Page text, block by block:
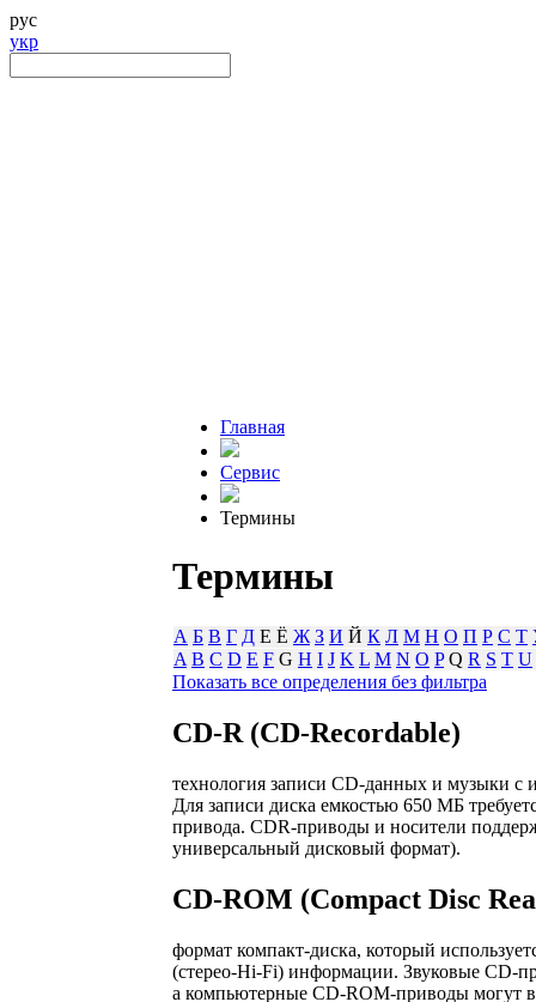
рус
укр
Главная
Сервис
Термины
Термины
А Б В Г Д Е Ё Ж З И Й К Л М Н О П Р С Т
A B C D E F G H I J K L M N O PQ R S T U
Показать все определения без фильтра
CD-R (CD-Recordable)
технология записи CD-данных и музыки с
Для записи диска емкостью 650 МБ
привода. CDR-приводы и носители
универсальный дисковый формат).
CD-ROM (Compact Disc
формат компакт-диска, который
(стерео-Hi-Fi) информации. Звуковые CD-
а компьютерные CD-ROM-приводы могут